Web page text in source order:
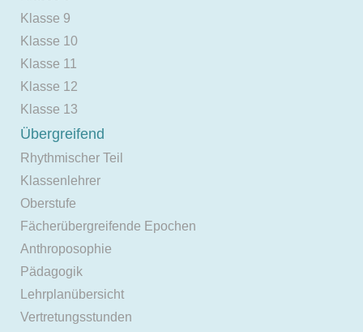
Klasse 9
Klasse 10
Klasse 11
Klasse 12
Klasse 13
Übergreifend
Rhythmischer Teil
Klassenlehrer
Oberstufe
Fächerübergreifende Epochen
Anthroposophie
Pädagogik
Lehrplanübersicht
Vertretungsstunden